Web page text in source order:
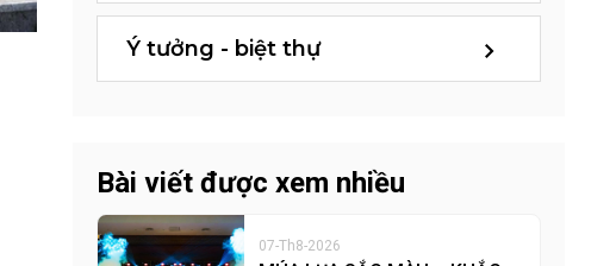
Ý tưởng - biệt thự
Bài viết được xem nhiều
07-Th8-2026